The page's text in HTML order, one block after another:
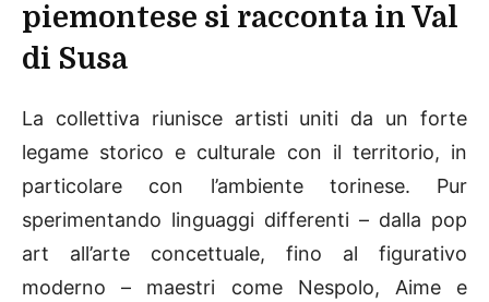
piemontese si racconta in Val
di Susa
La collettiva riunisce artisti uniti da un forte
legame storico e culturale con il territorio, in
particolare con l’ambiente torinese. Pur
sperimentando linguaggi differenti – dalla pop
art all’arte concettuale, fino al figurativo
moderno – maestri come Nespolo, Aime e